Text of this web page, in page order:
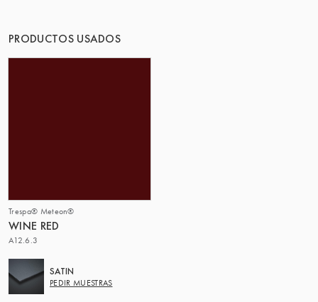
PRODUCTOS USADOS
Trespa® Meteon®
WINE RED
A12.6.3
SATIN
PEDIR MUESTRAS